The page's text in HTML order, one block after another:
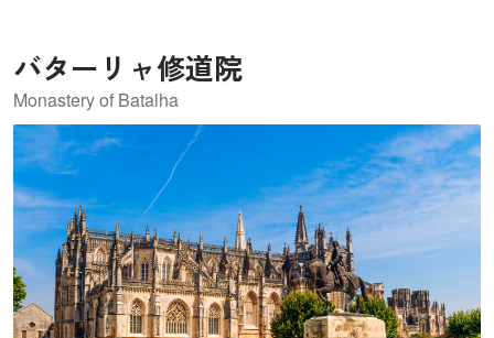
バターリャ修道院
Monastery of Batalha